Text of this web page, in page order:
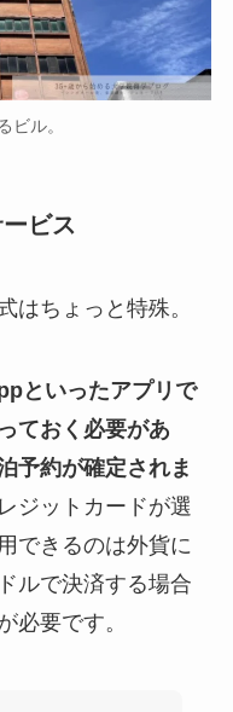
ビル。
ビス
はちょっと特殊。
といったアプリで
ておく必要があ
予約が確定されま
ジットカードが選
できるのは外貨に
ルで決済する場合
必要です。